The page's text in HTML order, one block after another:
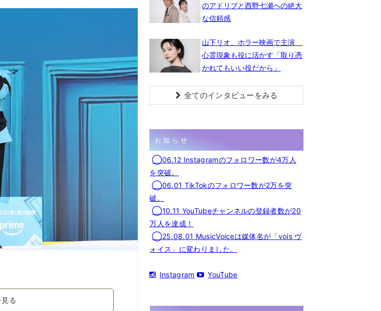
る
のアドリブと西野七瀬への絶大
な信頼感
山下リオ、ホラー映画で主演
心霊現象も役に活かす「取り憑
かれてもいい役だから」
全てのインタビューをみる
お知らせ
◯06.12 Instagramのフォロワー数が4万人
を突破。
◯06.01 TikTokのフォロワー数が2万を突
破。
◯10.11 YouTubeチャンネルの登録者数が20
万人を達成！
◯25.08.01 MusicVoiceは媒体名が「vois ヴ
ォイス」に変わりました。
Instagram YouTube